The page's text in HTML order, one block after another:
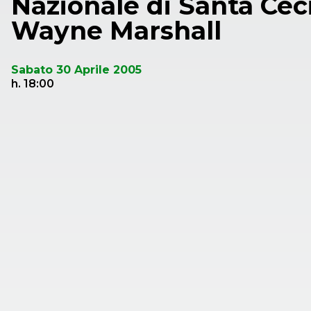
Wayne Marshall
Sabato 30 Aprile 2005
h. 18:00